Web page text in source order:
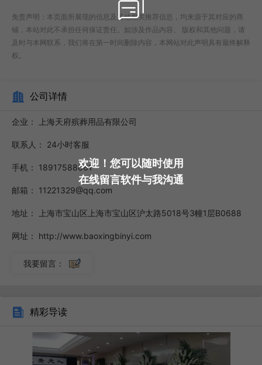
迹和家属的期望，量身定制葬礼仪式和墓地选择方案。在未来
的日子里，殡葬一条龙服务将继续发挥其重要作用，为更多家
庭提供完善的殡葬服务。虹口区白事殡葬一条龙热线殡葬一条
龙服务为家属提供了极大的便利。
仪式流程设计告别仪式的流程设计需要兼顾庄重性和实用
利进行。为了让告别仪式更加贴近逝者的生平和家属的情感需
求，殡仪馆的策划师还会在仪式中融入个性化的元素，如逝者
的生前照片、视频、音乐等，让告别仪式更加生动、感人。让
免责声明：本页面所展现的信息及其他相关推荐信息，均来源于其对应的商
铺，本站对此不承担任何保证责任。如涉及作品内容、 版权和其他问题，请
及时与本网联系，我们将在第一时间删除内容，本网站对此声明具有最终解释
权。
公司详情
企业： 上海天府殡葬用品有限公司
联系人： 24小时客服
手机： 18917588661
邮箱： 11221329@qq.com
地址： 上海市宝山区上海市宝山区沪太路5018号3幢1层B0688
网址： http://www.baoxingbinyi.com
我要留言：
精彩导读
欢迎！您可以随时使用
在线留言软件与我沟通